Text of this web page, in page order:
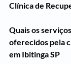
Clínica de
Quais os
oferecidos pela
em Ibitinga SP